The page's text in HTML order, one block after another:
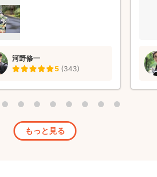
決してくださり、安心して撮影に
ができました。 当日は小さなト
あったのですが、希望を叶えてく
した。 仕上がった写真も光の入り
しく、娘も自分の好きな雰囲気で撮
な雨で、のちに少し晴れ間も見え
が、桜も開花前、撮影場所も人が多
選んで動いてくださり、家族も感激
でした。（ここでお見せできず残念
） そして何より河野さんが撮影を
河野修一
5 (343)
もっと見る